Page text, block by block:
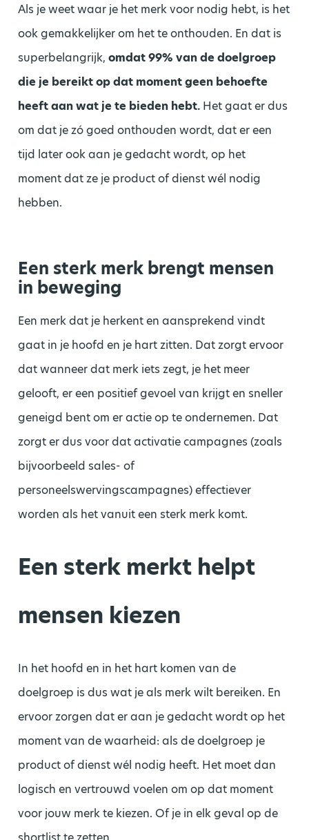
Als je weet waar je het merk voor nodig hebt, is het
ook gemakkelijker om het te onthouden. En dat is
superbelangrijk, omdat 99% van de doelgroep
die je bereikt op dat moment geen behoefte
heeft aan wat je te bieden hebt. Het gaat er dus
om dat je zó goed onthouden wordt, dat er een
tijd later ook aan je gedacht wordt, op het
moment dat ze je product of dienst wél nodig
hebben.
Een sterk merk brengt mensen
in beweging
Een merk dat je herkent en aansprekend vindt
gaat in je hoofd en je hart zitten. Dat zorgt ervoor
dat wanneer dat merk iets zegt, je het meer
gelooft, er een positief gevoel van krijgt en sneller
geneigd bent om er actie op te ondernemen. Dat
zorgt er dus voor dat activatie campagnes (zoals
bijvoorbeeld sales- of
personeelswervingscampagnes) effectiever
worden als het vanuit een sterk merk komt.
Een sterk merkt helpt
mensen kiezen
In het hoofd en in het hart komen van de
doelgroep is dus wat je als merk wilt bereiken. En
ervoor zorgen dat er aan je gedacht wordt op het
moment van de waarheid: als de doelgroep je
product of dienst wél nodig heeft. Het moet dan
logisch en vertrouwd voelen om op dat moment
voor jouw merk te kiezen. Of je in elk geval op de